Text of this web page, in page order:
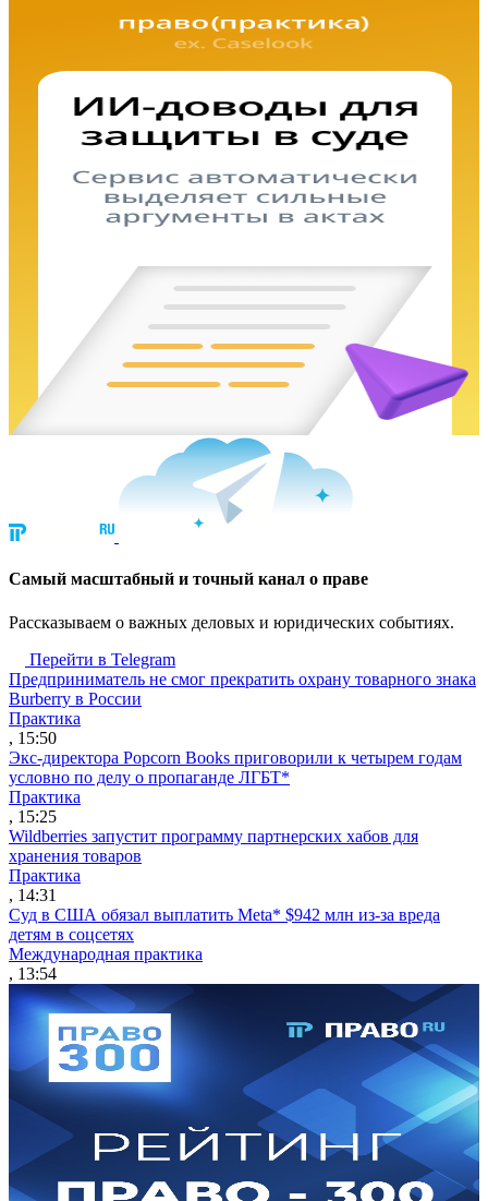
Cамый масштабный и точный канал о праве
Рассказываем о важных деловых и юридических событиях.
Перейти в Telegram
Предприниматель не смог прекратить охрану товарного знака
Burberry в России
Практика
, 15:50
Экс-директора Popcorn Books приговорили к четырем годам
условно по делу о пропаганде ЛГБТ*
Практика
, 15:25
Wildberries запустит программу партнерских хабов для
хранения товаров
Практика
, 14:31
Суд в США обязал выплатить Meta* $942 млн из-за вреда
детям в соцсетях
Международная практика
, 13:54